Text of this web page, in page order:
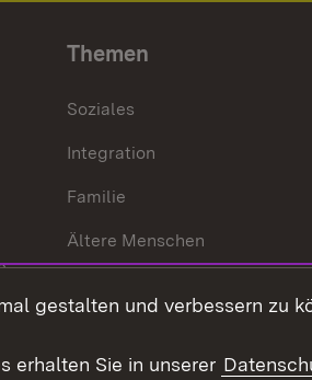
Themen
Soziales
Integration
Familie
Ältere Menschen
Behinderungen
Bürgerengagement
gestalten und verbessern zu
erhalten Sie in unserer